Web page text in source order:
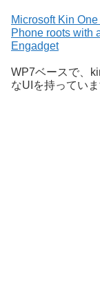
Microsoft Kin
Phone roots with
Engadget
WP7ベースで、
なUIを持っていま